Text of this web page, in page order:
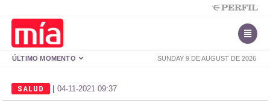
SUNDAY 9 DE AUGUST DE 2026
ÚLTIMO MOMENTO
SALUD | 04-11-2021 09:37